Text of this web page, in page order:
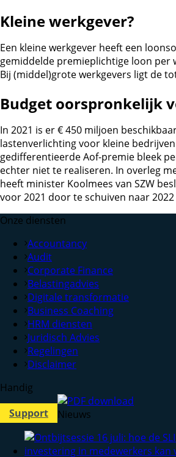
Kleine werkgever?
Een kleine werkgever heeft een
gemiddelde premieplichtige loon per
Bij (middel)grote werkgevers ligt de
Budget oorspronkelijk
In 2021 is er € 450 miljoen
lastenverlichting voor kleine
gedifferentieerde Aof-premie bleek
echter niet te realiseren. In overleg
heeft minister Koolmees van SZW
voor 2021 door te schuiven naar 2022
Onze diensten
Accountancy
Audit
Corporate Finance
Belastingadvies
Digitale transformatie
Business Coaching
HRM diensten
Juridisch Advies
Regelingen
Disclaimer
Handig
Support
Nieuws